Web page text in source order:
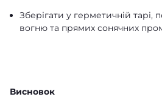
Зберігати у герметичній тарі,
вогню та прямих сонячних
Висновок